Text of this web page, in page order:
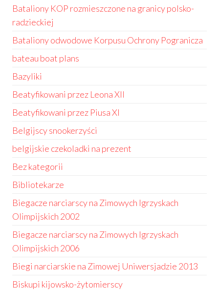
Bataliony KOP rozmieszczone na granicy polsko-
radzieckiej
Bataliony odwodowe Korpusu Ochrony Pogranicza
bateau boat plans
Bazyliki
Beatyfikowani przez Leona XII
Beatyfikowani przez Piusa XI
Belgijscy snookerzyści
belgijskie czekoladki na prezent
Bez kategorii
Bibliotekarze
Biegacze narciarscy na Zimowych Igrzyskach
Olimpijskich 2002
Biegacze narciarscy na Zimowych Igrzyskach
Olimpijskich 2006
Biegi narciarskie na Zimowej Uniwersjadzie 2013
Biskupi kijowsko-żytomierscy